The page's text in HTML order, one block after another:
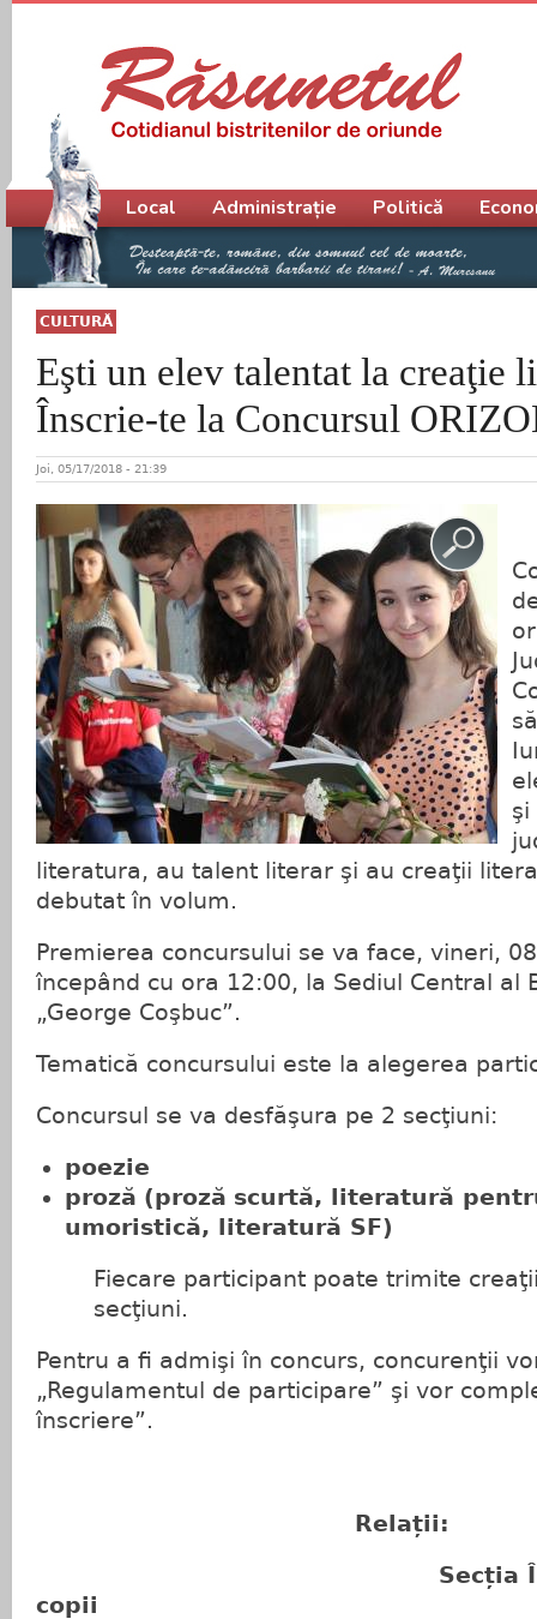
CULTURĂ
Eşti un elev talentat la creaţie
Înscrie-te la Concursul
Joi, 05/17/2018 - 21:39
şi
literatura, au talent literar şi au creaţii
debutat în volum.
Premierea concursului se va face, vineri,
începând cu ora 12:00, la Sediul Central al
„George Coşbuc”.
Tematică concursului este la alegerea
Concursul se va desfăşura pe 2 secţiuni:
poezie
proză (proză scurtă, literatură
umoristică, literatură SF)
Fiecare participant poate trimite
secţiuni.
Pentru a fi admişi în concurs, concurenţii
„Regulamentul de participare” şi vor
înscriere”.
Secția
copii
Meniu principal
Local Administrație Politică